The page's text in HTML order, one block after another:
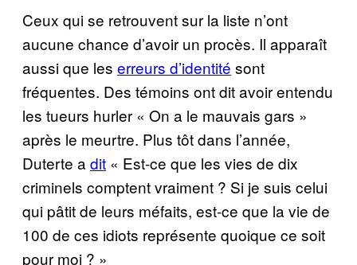
Ceux qui se retrouvent sur la liste n’ont
aucune chance d’avoir un procès. Il apparaît
aussi que les erreurs d’identité sont
fréquentes. Des témoins ont dit avoir entendu
les tueurs hurler « On a le mauvais gars »
après le meurtre. Plus tôt dans l’année,
Duterte a dit « Est-ce que les vies de dix
criminels comptent vraiment ? Si je suis celui
qui pâtit de leurs méfaits, est-ce que la vie de
100 de ces idiots représente quoique ce soit
pour moi ? »